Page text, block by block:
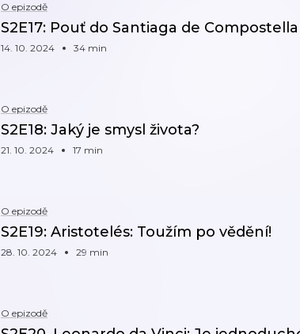
O epizodě
S2E17: Pouť do Santiaga de Compostella
14. 10. 2024 34 min
O epizodě
S2E18: Jaký je smysl života?
21. 10. 2024 17 min
O epizodě
S2E19: Aristotelés: Toužím po vědění!
28. 10. 2024 29 min
O epizodě